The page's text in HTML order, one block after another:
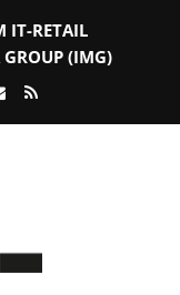
IT-RETAIL
(IMG)